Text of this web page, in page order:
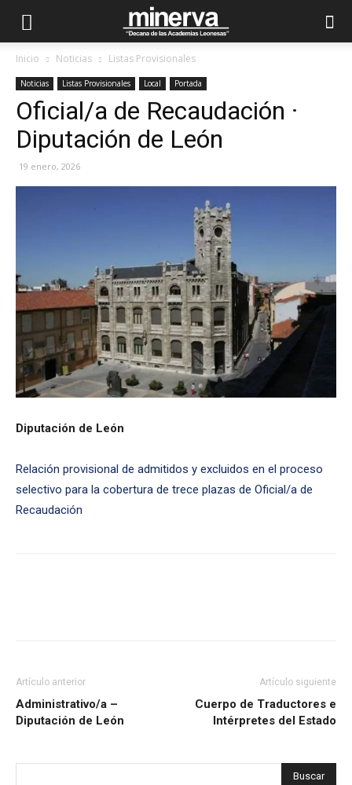
Inicio Noticias Listas Provisionales
Noticias Listas Provisionales Local Portada
Oficial/a de Recaudación ·
Diputación de León
19 enero, 2026
Diputación de León
Relación provisional de admitidos y excluidos en el proceso
selectivo para la cobertura de trece plazas de Oficial/a de
Recaudación
Artículo anterior
Administrativo/a –
Diputación de León
Artículo siguiente
Cuerpo de Traductores e
Intérpretes del Estado